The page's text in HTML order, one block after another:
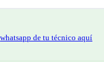
whatsapp de tu técnico aquí